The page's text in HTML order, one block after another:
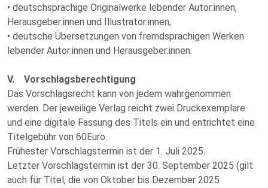
• deutschsprachige Originalwerke lebender Autor:innen,
Herausgeber:innen und Illustrator:innen,
• deutsche Übersetzungen von fremdsprachigen Werken
lebender Autor:innen und Herausgeber:innen.
V. Vorschlagsberechtigung
Das Vorschlagsrecht kann von jedem wahrgenommen
werden. Der jeweilige Verlag reicht zwei Druckexemplare
und eine digitale Fassung des Titels ein und entrichtet eine
Titelgebühr von 60Euro.
Frühester Vorschlagstermin ist der 1. Juli 2025.
Letzter Vorschlagstermin ist der 30. September 2025 (gilt
auch für Titel, die von Oktober bis Dezember 2025